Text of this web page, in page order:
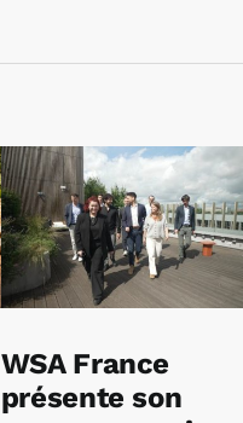
WSA France
présente son